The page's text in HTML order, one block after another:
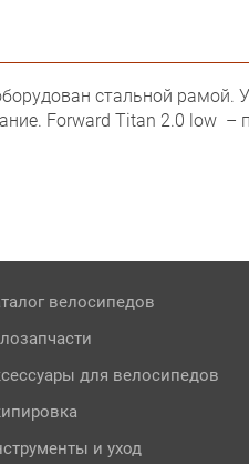
стальной
Forward Titan 2.0 low –
велосипедов
для велосипедов
и уход